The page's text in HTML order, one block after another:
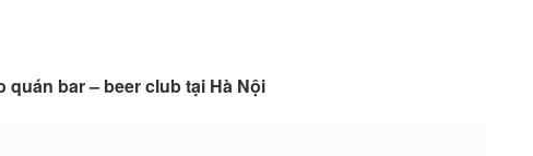
bar – beer club tại Hà Nội